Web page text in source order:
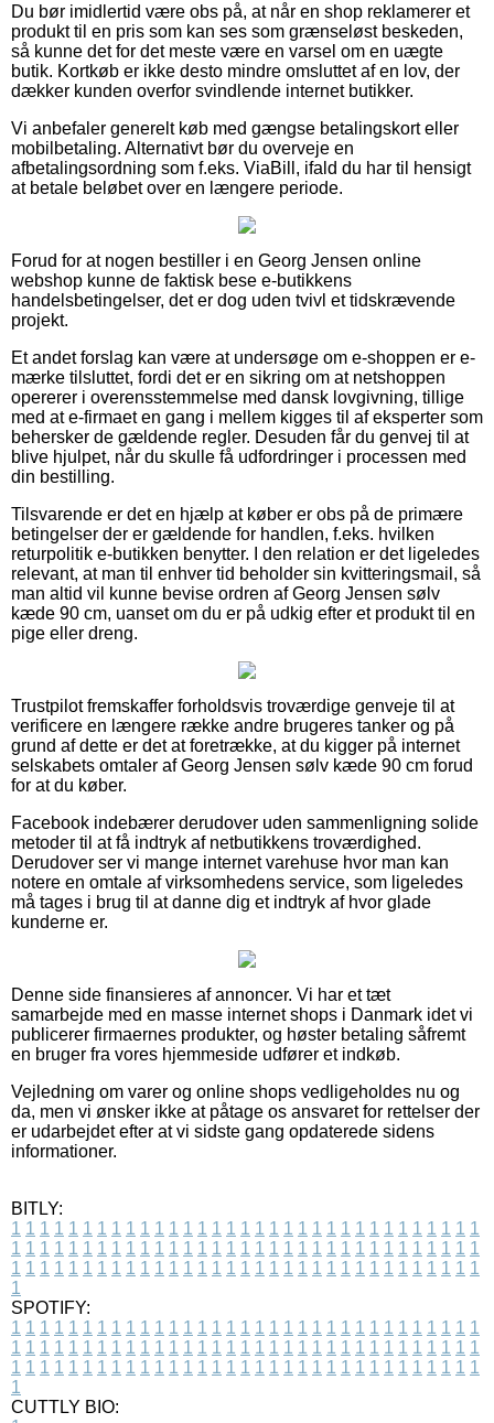
Du bør imidlertid være obs på, at når en shop reklamerer et
produkt til en pris som kan ses som grænseløst beskeden,
så kunne det for det meste være en varsel om en uægte
butik. Kortkøb er ikke desto mindre omsluttet af en lov, der
dækker kunden overfor svindlende internet butikker.
Vi anbefaler generelt køb med gængse betalingskort eller
mobilbetaling. Alternativt bør du overveje en
afbetalingsordning som f.eks. ViaBill, ifald du har til hensigt
at betale beløbet over en længere periode.
Forud for at nogen bestiller i en Georg Jensen online
webshop kunne de faktisk bese e-butikkens
handelsbetingelser, det er dog uden tvivl et tidskrævende
projekt.
Et andet forslag kan være at undersøge om e-shoppen er e-
mærke tilsluttet, fordi det er en sikring om at netshoppen
opererer i overensstemmelse med dansk lovgivning, tillige
med at e-firmaet en gang i mellem kigges til af eksperter som
behersker de gældende regler. Desuden får du genvej til at
blive hjulpet, når du skulle få udfordringer i processen med
din bestilling.
Tilsvarende er det en hjælp at køber er obs på de primære
betingelser der er gældende for handlen, f.eks. hvilken
returpolitik e-butikken benytter. I den relation er det ligeledes
relevant, at man til enhver tid beholder sin kvitteringsmail, så
man altid vil kunne bevise ordren af Georg Jensen sølv
kæde 90 cm, uanset om du er på udkig efter et produkt til en
pige eller dreng.
Trustpilot fremskaffer forholdsvis troværdige genveje til at
verificere en længere række andre brugeres tanker og på
grund af dette er det at foretrække, at du kigger på internet
selskabets omtaler af Georg Jensen sølv kæde 90 cm forud
for at du køber.
Facebook indebærer derudover uden sammenligning solide
metoder til at få indtryk af netbutikkens troværdighed.
Derudover ser vi mange internet varehuse hvor man kan
notere en omtale af virksomhedens service, som ligeledes
må tages i brug til at danne dig et indtryk af hvor glade
kunderne er.
Denne side finansieres af annoncer. Vi har et tæt
samarbejde med en masse internet shops i Danmark idet vi
publicerer firmaernes produkter, og høster betaling såfremt
en bruger fra vores hjemmeside udfører et indkøb.
Vejledning om varer og online shops vedligeholdes nu og
da, men vi ønsker ikke at påtage os ansvaret for rettelser der
er udarbejdet efter at vi sidste gang opdaterede sidens
informationer.
BITLY:
1 1 1 1 1 1 1 1 1 1 1 1 1 1 1 1 1 1 1 1 1 1 1 1 1 1 1 1 1 1 1 1 1
1 1 1 1 1 1 1 1 1 1 1 1 1 1 1 1 1 1 1 1 1 1 1 1 1 1 1 1 1 1 1 1 1
1 1 1 1 1 1 1 1 1 1 1 1 1 1 1 1 1 1 1 1 1 1 1 1 1 1 1 1 1 1 1 1 1
1
SPOTIFY:
1 1 1 1 1 1 1 1 1 1 1 1 1 1 1 1 1 1 1 1 1 1 1 1 1 1 1 1 1 1 1 1 1
1 1 1 1 1 1 1 1 1 1 1 1 1 1 1 1 1 1 1 1 1 1 1 1 1 1 1 1 1 1 1 1 1
1 1 1 1 1 1 1 1 1 1 1 1 1 1 1 1 1 1 1 1 1 1 1 1 1 1 1 1 1 1 1 1 1
1
CUTTLY BIO: